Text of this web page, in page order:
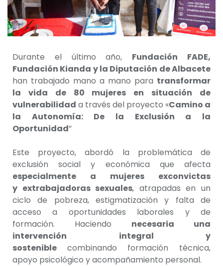
Durante el último año, Fundación FADE,
Fundación Kianda y la Diputación de Albacete
han trabajado mano a mano para transformar
la vida de 80 mujeres en situación de
vulnerabilidad a través del proyecto «Camino a
la Autonomía: De la Exclusión a la
Oportunidad”
Este proyecto, abordó la problemática de
exclusión social y económica que afecta
especialmente a mujeres exconvictas
y extrabajadoras sexuales, atrapadas en un
ciclo de pobreza, estigmatización y falta de
acceso a oportunidades laborales y de
formación. Haciendo necesaria una
intervención integral y
sostenible combinando formación técnica,
apoyo psicológico y acompañamiento personal.